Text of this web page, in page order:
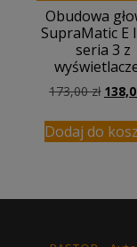
Obudowa
SupraMatic E
seria 3 z
173,00zł
Dodaj do